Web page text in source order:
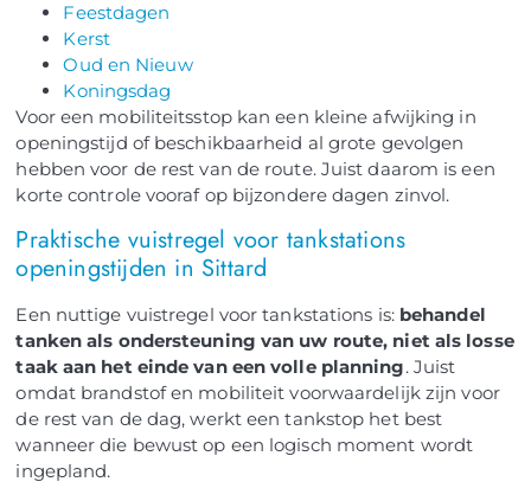
Feestdagen
Kerst
Oud en Nieuw
Koningsdag
Voor een mobiliteitsstop kan een kleine afwijking in
openingstijd of beschikbaarheid al grote gevolgen
hebben voor de rest van de route. Juist daarom is een
korte controle vooraf op bijzondere dagen zinvol.
Praktische vuistregel voor tankstations
openingstijden in Sittard
Een nuttige vuistregel voor tankstations is: behandel
tanken als ondersteuning van uw route, niet als losse
taak aan het einde van een volle planning. Juist
omdat brandstof en mobiliteit voorwaardelijk zijn voor
de rest van de dag, werkt een tankstop het best
wanneer die bewust op een logisch moment wordt
ingepland.